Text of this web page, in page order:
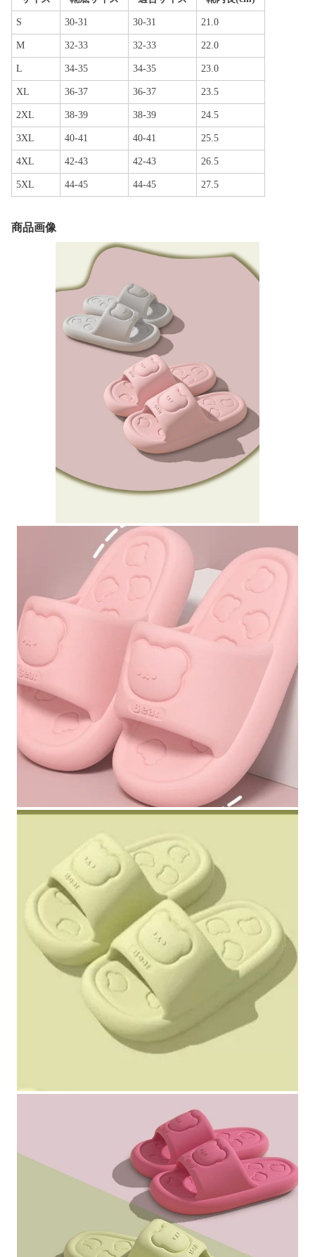
S 30-31 30-31 21.0
M 32-33 32-33 22.0
L 34-35 34-35 23.0
XL 36-37 36-37 23.5
2XL 38-39 38-39 24.5
3XL 40-41 40-41 25.5
4XL 42-43 42-43 26.5
5XL 44-45 44-45 27.5
商品画像